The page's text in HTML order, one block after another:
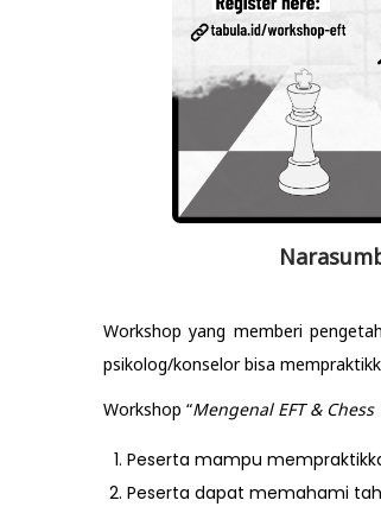
Workshop yang memberi
psikolog/konselor bisa
Workshop “Mengenal EFT &
Peserta mampu
Peserta dapat memahami